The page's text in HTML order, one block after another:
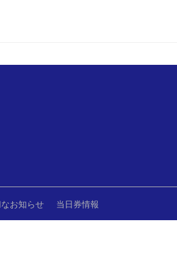
お知らせ 当日券情報